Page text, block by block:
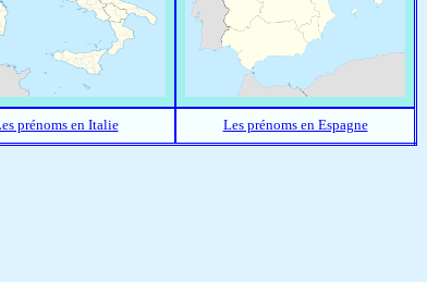
prénoms en Italie Les prénoms en Espagne